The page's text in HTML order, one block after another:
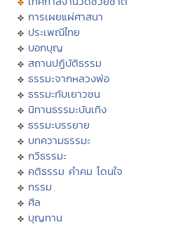
การเผยแผ่ศาสนา
ประเพณีไทย
บอกบุญ
สถานปฏิบัติธรรม
ธรรมะจากหลวงพ่อ
ธรรมะกับเยาวชน
นิทานธรรมะบันเทิง
ธรรมะบรรยาย
บทความธรรมะ
กวีธรรมะ
คติธรรม คำคม โดนใจ
กรรม
ศีล
บุญทาน